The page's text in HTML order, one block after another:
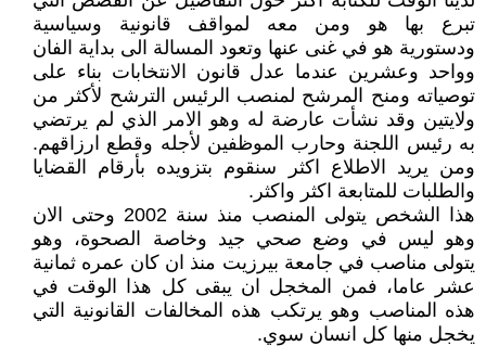
تبرع بها هو ومن معه لمواقف قانونية وسياسية
ودستورية هو في غنى عنها وتعود المسالة الى بداية الفان
وواحد وعشرين عندما عدل قانون الانتخابات بناء على
توصياته ومنح المرشح لمنصب الرئيس الترشح لأكثر من
ولايتين وقد نشأت عارضة له وهو الامر الذي لم يرتضي
به رئيس اللجنة وحارب الموظفين لأجله وقطع ارزاقهم.
ومن يريد الاطلاع اكثر سنقوم بتزويده بأرقام القضايا
والطلبات للمتابعة اكثر واكثر.
هذا الشخص يتولى المنصب منذ سنة 2002 وحتى الان
وهو ليس في وضع صحي جيد وخاصة الصحوة، وهو
يتولى مناصب في جامعة بيرزيت منذ ان كان عمره ثمانية
عشر عاما، فمن المخجل ان يبقى كل هذا الوقت في
هذه المناصب وهو يرتكب هذه المخالفات القانونية التي
يخجل منها كل انسان سوي.